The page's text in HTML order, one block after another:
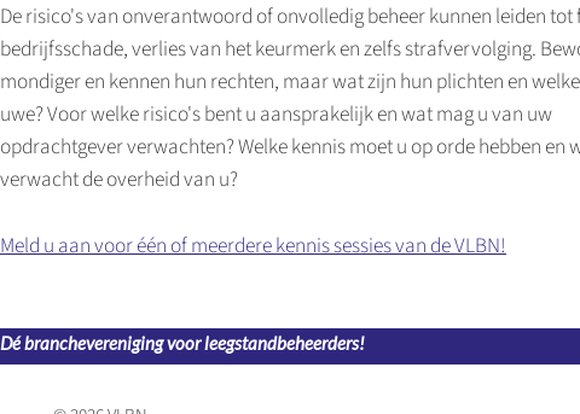
De risico's van onverantwoord of onvolledig beheer kunnen leiden tot
bedrijfsschade, verlies van het keurmerk en zelfs strafvervolging.
mondiger en kennen hun rechten, maar wat zijn hun plichten en
uwe? Voor welke risico's bent u aansprakelijk en wat mag u van uw
opdrachtgever verwachten? Welke kennis moet u op orde hebben en
verwacht de overheid van u?
Meld u aan voor één of meerdere kennis sessies van de VLBN!
Dé branchevereniging voor leegstandbeheerders!